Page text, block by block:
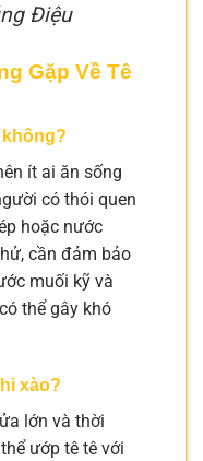
Điệu
Gặp Về Tê
ít ai ăn sống
có thói quen
hoặc nước
cần đảm bảo
muối kỹ và
thể gây khó
xào?
lớn và thời
ướp tê tê với